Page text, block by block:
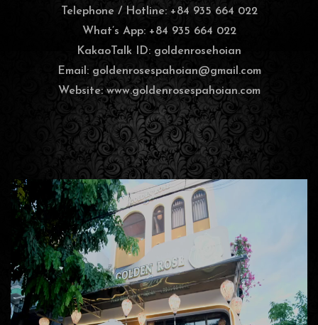
Telephone / Hotline: +84 935 664 022
What’s App: +84 935 664 022
KakaoTalk ID: goldenrosehoian
Email: goldenrosespahoian@gmail.com
Website: www.goldenrosespahoian.com